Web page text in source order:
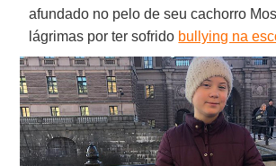
afundado no pelo de seu cachorro
lágrimas por ter sofrido bullying na